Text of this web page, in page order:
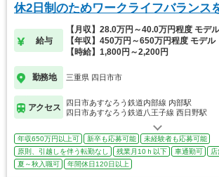
休2日制のためワークライフバランス
給与
【月収】28.0万円～40.0万円程度 モデル
【年収】450万円～650万円程度 モデル
【時給】1,800円～2,200円
勤務地 三重県 四日市市
アクセス
四日市あすなろう鉄道内部線 内部駅
四日市あすなろう鉄道八王子線 西日野駅
年収650万円以上可 新卒も応募可能
未経験者も応募可能
原則、引越しを伴う転勤なし
残業月10ｈ以下 車通勤可
夏～秋入職可
年間休日120日以上